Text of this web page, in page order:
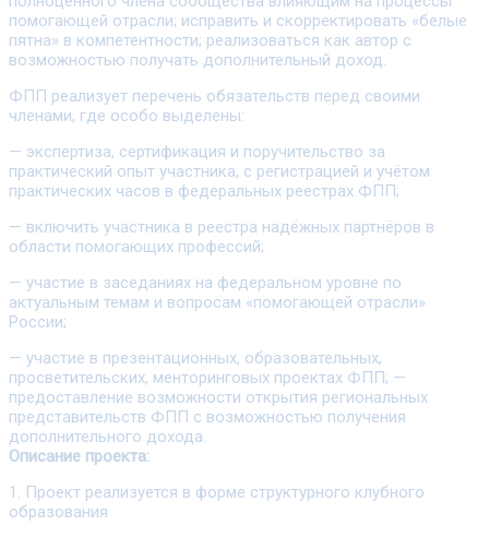
помогающей отрасли; исправить и скорректировать «белые
пятна» в компетентности; реализоваться как автор с
возможностью получать дополнительный доход.
ФПП реализует перечень обязательств перед своими
членами, где особо выделены:
— экспертиза, сертификация и поручительство за
практический опыт участника, с регистрацией и учётом
практических часов в федеральных реестрах ФПП;
— включить участника в реестра надёжных партнёров в
области помогающих профессий;
— участие в заседаниях на федеральном уровне по
актуальным темам и вопросам «помогающей отрасли»
России;
— участие в презентационных, образовательных,
просветительских, менторинговых проектах ФПП; —
предоставление возможности открытия региональных
представительств ФПП с возможностью получения
дополнительного дохода.
Описание проекта:
1. Проект реализуется в форме структурного клубного
образования